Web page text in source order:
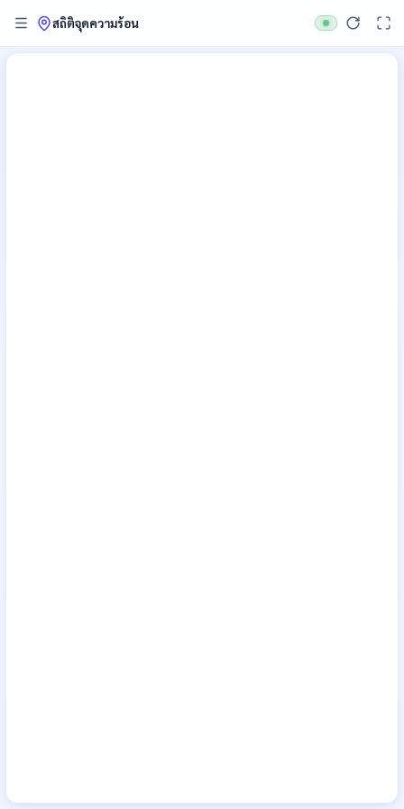
สถิติจุดความร้อน